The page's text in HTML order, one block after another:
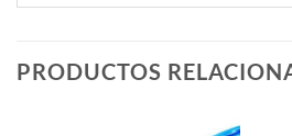
PRODUCTOS